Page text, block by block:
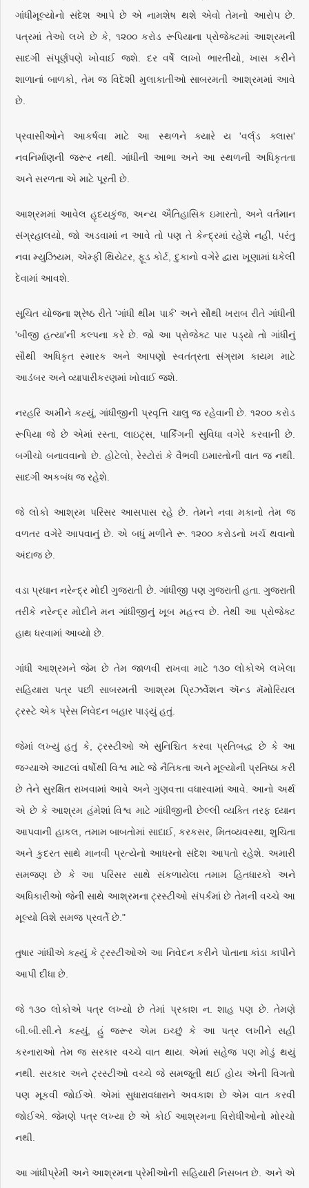
ગાંધીમૂલ્યોનો સંદેશ આપે છે એ નામશેષ થશે એવો તેમનો આરોપ છે.
પત્રમાં તેઓ લખે છે કે, ૧૨૦૦ કરોડ રૂપિયાના પ્રોજેક્ટમાં આશ્રમની
સાદગી સંપૂર્ણપણે ખોવાઈ જશે. દર વર્ષે લાખો ભારતીયો, ખાસ કરીને
શાળાનાં બાળકો, તેમ જ વિદેશી મુલાકાતીઓ સાબરમતી આશ્રમમાં આવે
છે.
પ્રવાસીઓને આકર્ષવા માટે આ સ્થળને ક્યારે ય 'વર્લ્‌ડ ક્લાસ'
નવનિર્માણની જરૂર નથી. ગાંધીની આભા અને આ સ્થળની અધિકૃતતા
અને સરળતા એ માટે પૂરતી છે.
આશ્રમમાં આવેલ હૃદયકુંજ, અન્ય ઐતિહાસિક ઇમારતો, અને વર્તમાન
સંગ્રહાલયો, જો અડવામાં ન આવે તો પણ તે કેન્દ્રમાં રહેશે નહીં, પરંતુ
નવા મ્યુઝિયમ, એમ્ફી થિયેટર, ફૂડ કોર્ટ, દુકાનો વગેરે દ્વારા ખૂણામાં ધકેલી
દેવામાં આવશે.
સૂચિત યોજના શ્રેષ્ઠ રીતે 'ગાંધી થીમ પાર્ક' અને સૌથી ખરાબ રીતે ગાંધીની
'બીજી હત્યા'ની કલ્પના કરે છે. જો આ પ્રોજેક્ટ પાર પડ્યો તો ગાંધીનું
સૌથી અધિકૃત સ્મારક અને આપણો સ્વતંત્રતા સંગ્રામ કાયમ માટે
આડંબર અને વ્યાપારીકરણમાં ખોવાઈ જશે.
નરહરિ અમીને કહ્યું, ગાંધીજીની પ્રવૃત્તિ ચાલુ જ રહેવાની છે. ૧૨૦૦ કરોડ
રૂપિયા જે છે એમાં રસ્તા, લાઇટ્‌સ, પાર્કિંગની સુવિધા વગેરે કરવાની છે.
બગીચો બનાવવાનો છે. હોટેલો, રેસ્ટોરાં કે વૈભવી ઇમારતોની વાત જ નથી.
સાદગી અકબંધ જ રહેશે.
જે લોકો આશ્રમ પરિસર આસપાસ રહે છે. તેમને નવા મકાનો તેમ જ
વળતર વગેરે આપવાનું છે. એ બધું મળીને રૂ. ૧૨૦૦ કરોડનો ખર્ચ થવાનો
અંદાજ છે.
વડા પ્રધાન નરેન્દ્ર મોદી ગુજરાતી છે. ગાંધીજી પણ ગુજરાતી હતા. ગુજરાતી
તરીકે નરેન્દ્ર મોદીને મન ગાંધીજીનું ખૂબ મહત્ત્વ છે. તેથી આ પ્રોજેક્ટ
હાથ ધરવામાં આવ્યો છે.
ગાંધી આશ્રમને જેમ છે તેમ જાળવી રાખવા માટે ૧૩૦ લોકોએ લખેલા
સહિયારા પત્ર પછી સાબરમતી આશ્રમ પ્રિઝર્વેશન ઍન્ડ મૅમોરિયલ
ટ્રસ્ટે એક પ્રેસ નિવેદન બહાર પાડ્યું હતું.
જેમાં લખ્યું હતું કે, ટ્રસ્ટીઓ એ સુનિશ્ચિત કરવા પ્રતિબદ્ધ છે કે આ
જગ્યાએ આટલાં વર્ષોથી વિશ્વ માટે જે નૈતિકતા અને મૂલ્યોની પ્રતિષ્ઠા કરી
છે તેને સુરક્ષિત રાખવામાં આવે અને ગુણવત્તા વધારવામાં આવે. આનો અર્થ
એ છે કે આશ્રમ હંમેશાં વિશ્વ માટે ગાંધીજીની છેલ્લી વ્યક્તિ તરફ ધ્યાન
આપવાની હાકલ, તમામ બાબતોમાં સાદાઈ, કરકસર, મિતવ્યવસ્થા, શુચિતા
અને કુદરત સાથે માનવી પ્રત્યેનો આધરનો સંદેશ આપતો રહેશે. અમારી
સમજણ છે કે આ પરિસર સાથે સંકળાયેલા તમામ હિતધારકો અને
અધિકારીઓ જેની સાથે આશ્રમના ટ્રસ્ટીઓ સંપર્કમાં છે તેમની વચ્ચે આ
મૂલ્યો વિશે સમજ પ્રવર્તે છે."
તુષાર ગાંધીએ કહ્યું કે ટ્રસ્ટીઓએ આ નિવેદન કરીને પોતાના કાંડા કાપીને
આપી દીધા છે.
જે ૧૩૦ લોકોએ પત્ર લખ્યો છે તેમાં પ્રકાશ ન. શાહ પણ છે. તેમણે
બી.બી.સી.ને કહ્યું, હું જરૂર એમ ઇચ્છું કે આ પત્ર લખીને સહી
કરનારાઓ તેમ જ સરકાર વચ્ચે વાત થાય. એમાં સહેજ પણ મોડું થયું
નથી. સરકાર અને ટ્રસ્ટીઓ વચ્ચે જે સમજૂતી થઈ હોય એની વિગતો
પણ મૂકવી જોઈએ. એમાં સુધારાવધારાને અવકાશ છે એમ વાત કરવી
જોઈએ. જેમણે પત્ર લખ્યા છે એ કોઈ આશ્રમના વિરોધીઓનો મોરચો
નથી.
આ ગાંધીપ્રેમી અને આશ્રમના પ્રેમીઓની સહિયારી નિસબત છે. અને એ